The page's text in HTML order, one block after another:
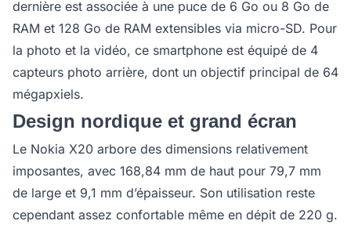
dernière est associée à une puce de 6 Go ou 8 Go de
RAM et 128 Go de RAM extensibles via micro-SD. Pour
la photo et la vidéo, ce smartphone est équipé de 4
capteurs photo arrière, dont un objectif principal de 64
mégapxiels.
Design nordique et grand écran
Le Nokia X20 arbore des dimensions relativement
imposantes, avec 168,84 mm de haut pour 79,7 mm
de large et 9,1 mm d’épaisseur. Son utilisation reste
cependant assez confortable même en dépit de 220 g.